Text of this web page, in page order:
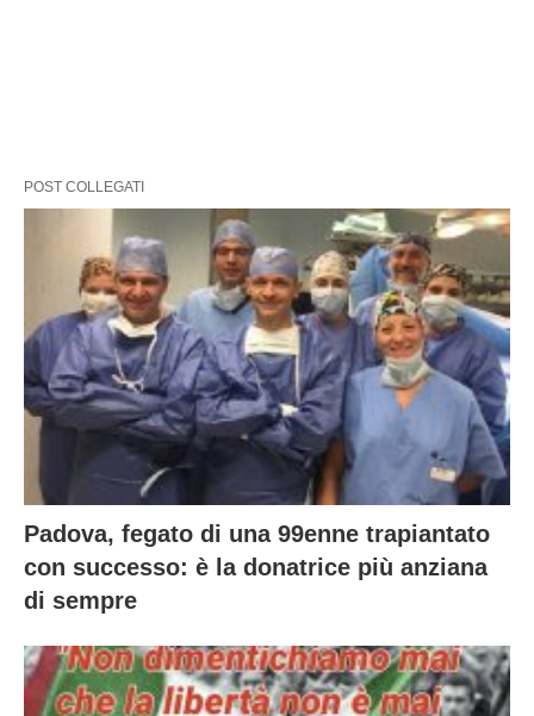
POST COLLEGATI
Padova, fegato di una 99enne trapiantato
con successo: è la donatrice più anziana
di sempre